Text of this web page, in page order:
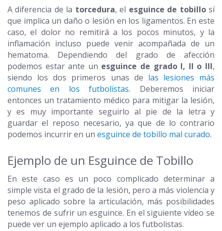
A diferencia de la torcedura, el esguince de tobillosí
que implica un daño o lesión en los ligamentos. En este
caso, el dolor no remitirá a los pocos minutos, y la
inflamación incluso puede venir acompañada de un
hematoma. Dependiendo del grado de afección
podemos estar ante un esguince de grado I, II o III,
siendo los dos primeros unas de las lesiones más
comunes en los futbolistas. Deberemos iniciar
entonces un tratamiento médico para mitigar la lesión,
y es muy importante seguirlo al pie de la letra y
guardar el reposo necesario, ya que de lo contrario
podemos incurrir en un esguince de tobillo mal curado.
Ejemplo de un Esguince de Tobillo
En este caso es un poco complicado determinar a
simple vista el grado de la lesión, pero a más violencia y
peso aplicado sobre la articulación, más posibilidades
tenemos de sufrir un esguince. En el siguiente vídeo se
puede ver un ejemplo aplicado a los futbolistas.